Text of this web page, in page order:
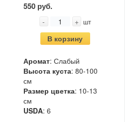
550 руб.
- + шт
В корзину
Аромат: Слабый
Высота куста: 80-100
см
Размер цветка: 10-13
см
USDA: 6